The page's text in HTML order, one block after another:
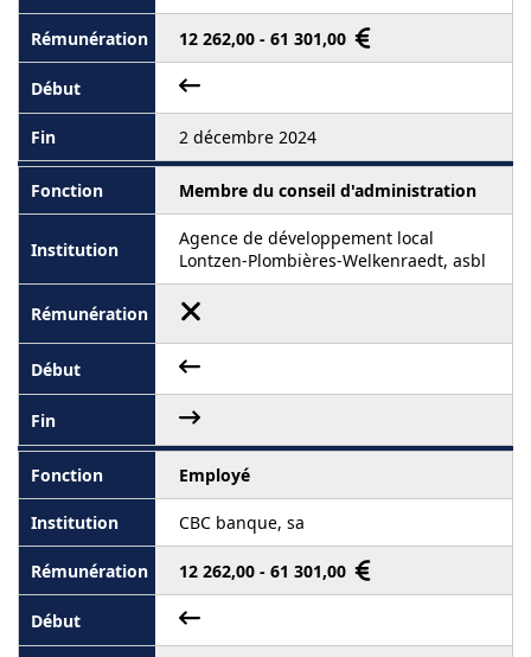
12 262,00 - 61 301,00
2 décembre 2024
Membre du conseil d'administration
Agence de développement local
Lontzen-Plombières-Welkenraedt, asbl
Employé
CBC banque, sa
12 262,00 - 61 301,00